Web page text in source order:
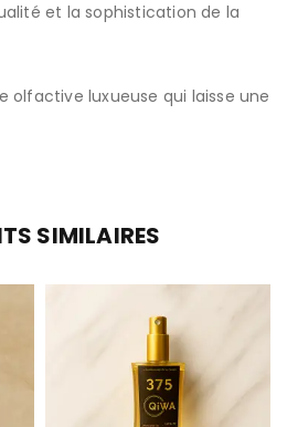
et la sophistication de la
olfactive luxueuse qui laisse une
SIMILAIRES